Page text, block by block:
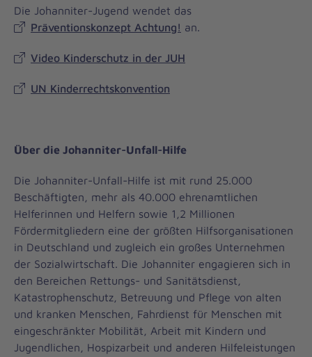
Die Johanniter-Jugend wendet das
Präventionskonzept Achtung! an.
Video Kinderschutz in der JUH
UN Kinderrechtskonvention
Über die Johanniter-Unfall-Hilfe
Die Johanniter-Unfall-Hilfe ist mit rund 25.000
Beschäftigten, mehr als 40.000 ehrenamtlichen
Helferinnen und Helfern sowie 1,2 Millionen
Fördermitgliedern eine der größten Hilfsorganisationen
in Deutschland und zugleich ein großes Unternehmen
der Sozialwirtschaft. Die Johanniter engagieren sich in
den Bereichen Rettungs- und Sanitätsdienst,
Katastrophenschutz, Betreuung und Pflege von alten
und kranken Menschen, Fahrdienst für Menschen mit
eingeschränkter Mobilität, Arbeit mit Kindern und
Jugendlichen, Hospizarbeit und anderen Hilfeleistungen